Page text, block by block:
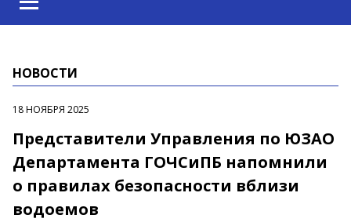
НОВОСТИ
18 НОЯБРЯ 2025
Представители Управления по ЮЗАО
Департамента ГОЧСиПБ напомнили
о правилах безопасности вблизи
водоемов